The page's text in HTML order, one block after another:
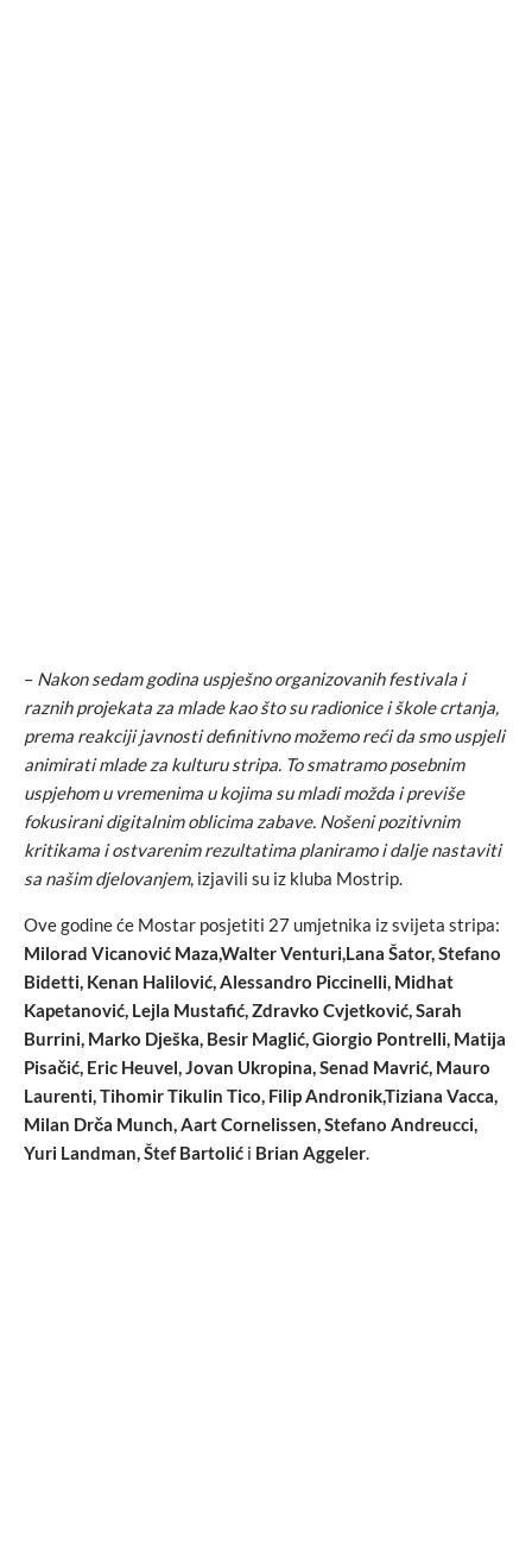
– Nakon sedam godina uspješno organizovanih festivala i
raznih projekata za mlade kao što su radionice i škole crtanja,
prema reakciji javnosti definitivno možemo reći da smo uspjeli
animirati mlade za kulturu stripa. To smatramo posebnim
uspjehom u vremenima u kojima su mladi možda i previše
fokusirani digitalnim oblicima zabave. Nošeni pozitivnim
kritikama i ostvarenim rezultatima planiramo i dalje nastaviti
sa našim djelovanjem, izjavili su iz kluba Mostrip.
Ove godine će Mostar posjetiti 27 umjetnika iz svijeta stripa:
Milorad Vicanović Maza,Walter Venturi,Lana Šator, Stefano
Bidetti, Kenan Halilović, Alessandro Piccinelli, Midhat
Kapetanović, Lejla Mustafić, Zdravko Cvjetković, Sarah
Burrini, Marko Dješka, Besir Maglić, Giorgio Pontrelli, Matija
Pisačić, Eric Heuvel, Jovan Ukropina, Senad Mavrić, Mauro
Laurenti, Tihomir Tikulin Tico, Filip Andronik,Tiziana Vacca,
Milan Drča Munch, Aart Cornelissen, Stefano Andreucci,
Yuri Landman, Štef Bartolić i Brian Aggeler.